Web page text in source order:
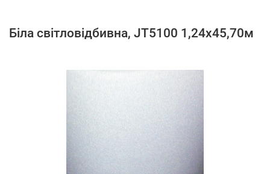
Біла світловідбивна, JT5100 1,24х45,70м